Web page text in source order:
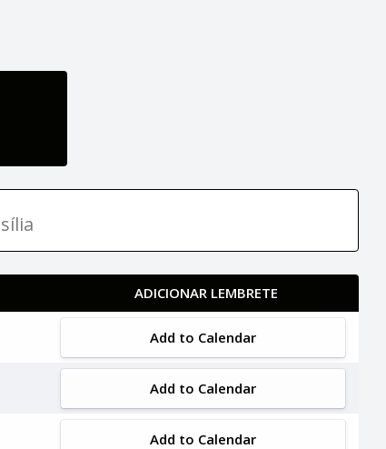
ADICIONAR LEMBRETE
Add to Calendar
Add to Calendar
Add to Calendar